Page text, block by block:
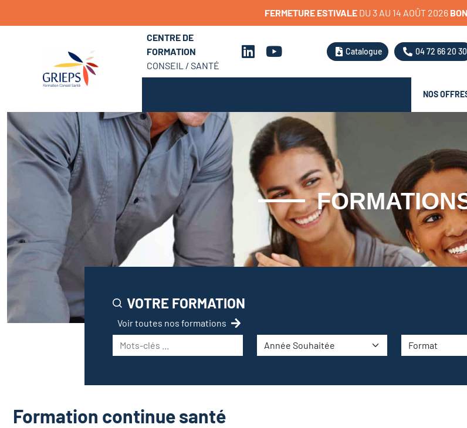
FERMETURE ESTIVALE DU 3 AU 14 AOÛT 2026 BON
CENTRE DE
FORMATION
CONSEIL / SANTÉ
Catalogue 04 72 66 20 30
NOS
VOTRE FORMATION
Voir toutes nos formations
Formation continue santé